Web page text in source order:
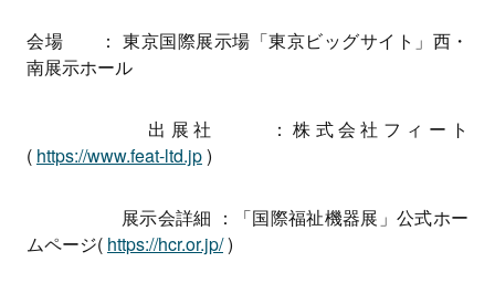
会場 ： 東京国際展示場「東京ビッグサイト」西・
南展示ホール
出展社 ：株式会社フィート
( https://www.feat-ltd.jp)
展示会詳細 ：「国際福祉機器展」公式ホー
ムページ( https://hcr.or.jp/)